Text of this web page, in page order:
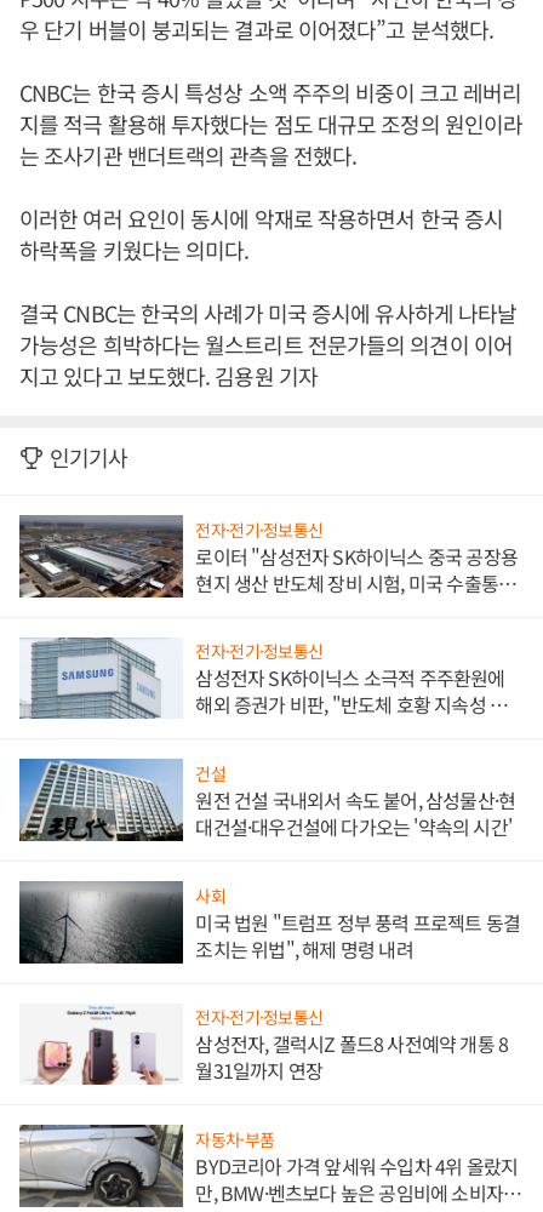
우 단기 버블이 붕괴되는 결과로 이어졌다”고 분석했다.
CNBC는 한국 증시 특성상 소액 주주의 비중이 크고 레버리
지를 적극 활용해 투자했다는 점도 대규모 조정의 원인이라
는 조사기관 밴더트랙의 관측을 전했다.
이러한 여러 요인이 동시에 악재로 작용하면서 한국 증시
하락폭을 키웠다는 의미다.
결국 CNBC는 한국의 사례가 미국 증시에 유사하게 나타날
가능성은 희박하다는 월스트리트 전문가들의 의견이 이어
지고 있다고 보도했다. 김용원 기자
인기기사
전자·전기·정보통신
로이터 "삼성전자 SK하이닉스 중국 공장용
현지 생산 반도체 장비 시험, 미국 수출통제
전자·전기·정보통신
삼성전자 SK하이닉스 소극적 주주환원에
해외 증권가 비판, "반도체 호황 지속성 의
건설
원전 건설 국내외서 속도 붙어, 삼성물산·현
대건설·대우건설에 다가오는 '약속의 시간'
사회
미국 법원 "트럼프 정부 풍력 프로젝트 동결
조치는 위법", 해제 명령 내려
전자·전기·정보통신
삼성전자, 갤럭시Z 폴드8 사전예약 개통 8
월31일까지 연장
자동차·부품
BYD코리아 가격 앞세워 수입차 4위 올랐지
만, BMW·벤츠보다 높은 공임비에 소비자